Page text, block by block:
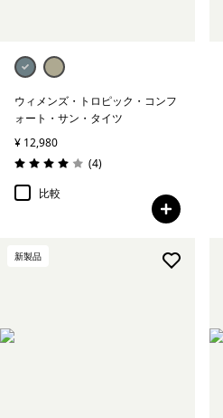
ウィメンズ・トロピック・コンフ
ォート・サン・タイツ
¥ 12,980
評価: 4.0 / 5
(4レビュー
)
比較
新製品